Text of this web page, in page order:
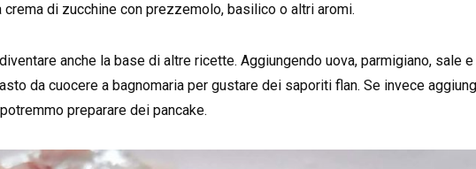
di zucchine con prezzemolo, basilico o altri aromi.
anche la base di altre ricette. Aggiungendo uova, parmigiano, sale
da cuocere a bagnomaria per gustare dei saporiti flan. Se invece
preparare dei pancake.